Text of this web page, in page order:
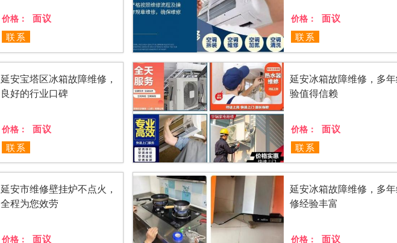
价格：
面议
联系
价格：
面议
联系
延安宝塔区冰箱故障维修，
良好的行业口碑
价格：
面议
联系
延安冰箱故障维修，多
验值得信赖
价格：
面议
联系
延安市维修壁挂炉不点火，
全程为您效劳
价格： 面议
延安冰箱故障维修，多
修经验丰富
价格： 面议